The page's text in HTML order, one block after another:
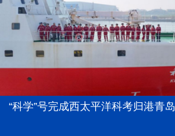
“科学”号完成西太平洋科考归港青岛